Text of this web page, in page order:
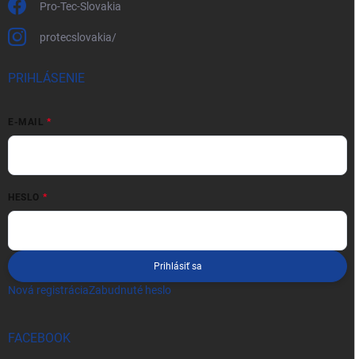
Pro-Tec-Slovakia
protecslovakia/
PRIHLÁSENIE
E-MAIL
HESLO
Prihlásiť sa
Nová registráciaZabudnuté heslo
FACEBOOK